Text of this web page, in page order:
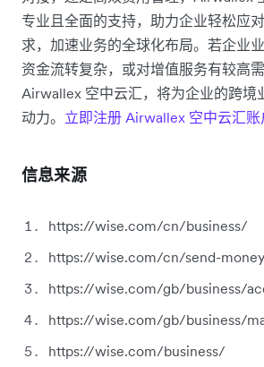
专业且全面的支持，助力企业轻松应
求，加速业务的全球化布局。若企业
资金流转复杂，或对增值服务有较高
Airwallex 空中云汇，将为企业的跨境
动力。 立即注册 Airwallex 空中云汇账
信息来源
https://wise.com/cn/business/
https://wise.com/cn/send-
https://wise.com/gb/business/
https://wise.com/gb/business/
https://wise.com/business/